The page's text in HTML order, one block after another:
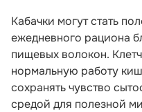
Кабачки могут стать
ежедневного рациона
пищевых волокон.
нормальную работу
сохранять чувство
средой для полезной